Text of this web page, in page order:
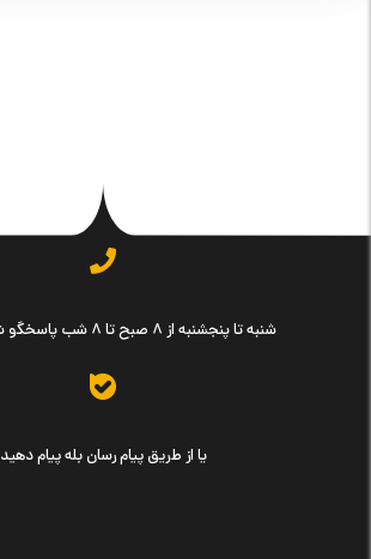
شنبه تا پنجشنبه از ۸ صبح تا ۸ شب پاسخگو شما هستیم.
یا از طریق پیام رسان بله پیام دهید